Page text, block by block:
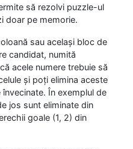
să rezolvi puzzle-ul
doar pe memorie.
sau același bloc de
candidat, numită
acele numere trebuie să
și poți elimina aceste
În exemplul de
jos sunt eliminate din
goale (1, 2) din